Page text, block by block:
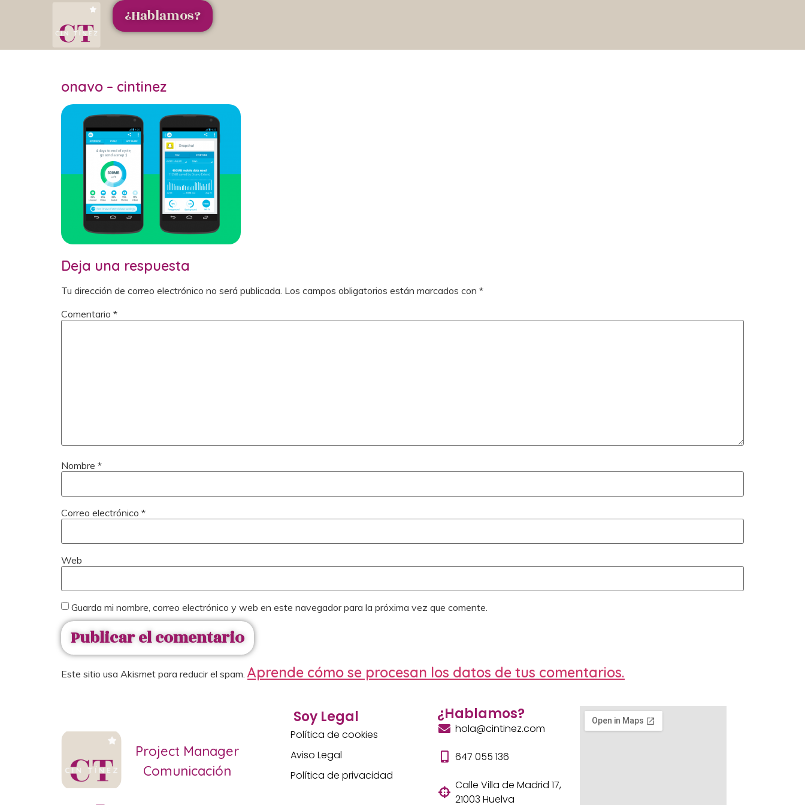
¿Hablamos?
onavo – cintinez
Deja una respuesta
Tu dirección de correo electrónico no será publicada. Los campos obligatorios están marcados con *
Comentario *
Nombre *
Correo electrónico *
Web
Guarda mi nombre, correo electrónico y web en este navegador para la próxima vez que comente.
Este sitio usa Akismet para reducir el spam. Aprende cómo se procesan los datos de tus comentarios.
Project Manager
Comunicación
Soy Legal
Política de cookies
Aviso Legal
Política de privacidad
¿Hablamos?
hola@cintinez.com
647 055 136
Calle Villa de Madrid 17,
21003 Huelva